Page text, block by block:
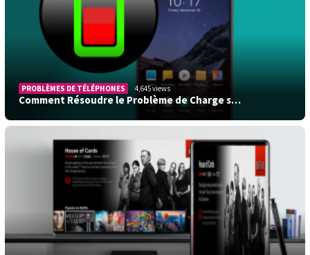
PROBLÈMES DE TÉLÉPHONES 4,645 views
Comment Résoudre le Problème de Charge s…